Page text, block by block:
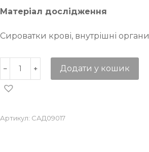
Матеріал дослідження
Сироватки крові, внутрішні органи
Додати у кошик
Артикул: САД09017